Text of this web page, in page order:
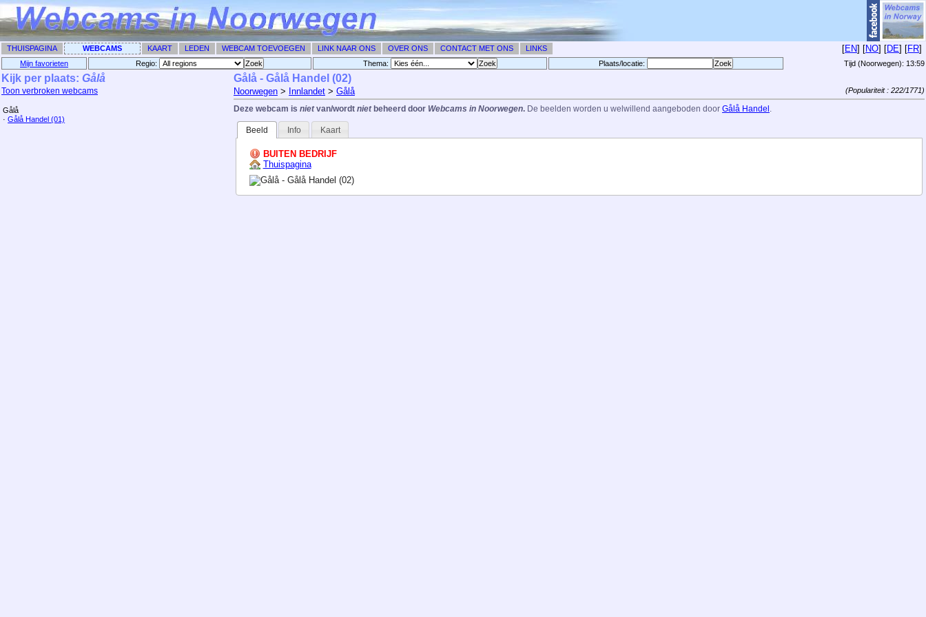
THUISPAGINA WEBCAMS KAART LEDEN WEBCAM TOEVOEGEN LINK NAAR ONS OVER ONS CONTACT MET ONS LINKS [EN] [NO] [DE] [FR]
Mijn favorieten Regio: Thema: Plaats/locatie: Tijd (Noorwegen): 13:59